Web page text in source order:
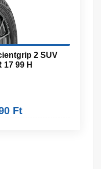
2 SUV
17 99 H
Ft